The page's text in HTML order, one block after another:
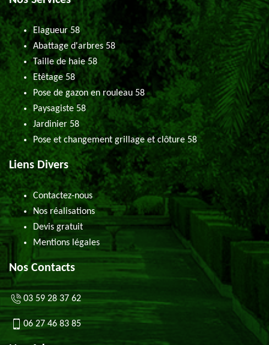
Elagueur 58
Abattage d'arbres 58
Taille de haie 58
Etêtage 58
Pose de gazon en rouleau 58
Paysagiste 58
Jardinier 58
Pose et changement grillage et clôture 58
Liens Divers
Contactez-nous
Nos réalisations
Devis gratuit
Mentions légales
Nos Contacts
03 59 28 37 62
06 27 46 83 85